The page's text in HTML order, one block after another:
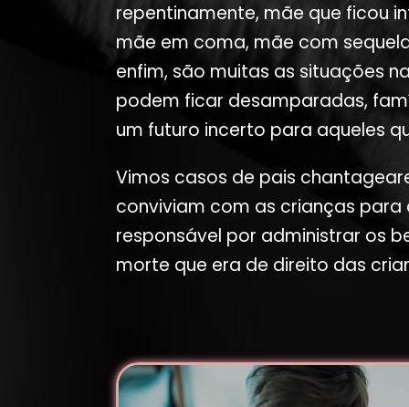
repentinamente, mãe que ficou
mãe em coma, mãe com
enfim, são muitas as situações
podem ficar desamparadas,
um futuro incerto para aqueles
Vimos casos de pais
conviviam com as crianças para
responsável por administrar os
morte que era de direito das